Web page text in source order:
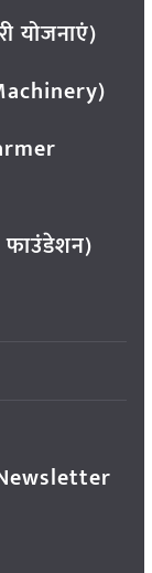
योजनाएं)
फाउंडेशन)